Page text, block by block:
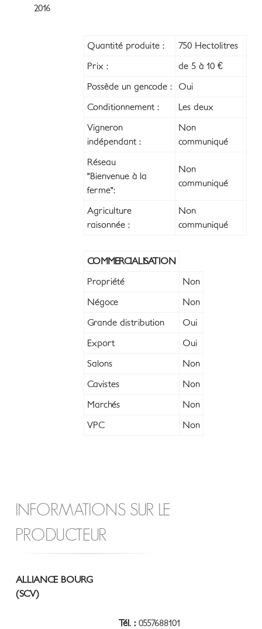
2016
Quantité produite : 750 Hectolitres
Prix : de 5 à 10 €
Possède un gencode : Oui
Conditionnement : Les deux
Vigneron
indépendant :
Non
communiqué
Réseau
"Bienvenue à la
ferme":
Non
communiqué
Agriculture
raisonnée :
Non
communiqué
COMMERCIALISATION
Propriété Non
Négoce Non
Grande distribution Oui
Export Oui
Salons Non
Cavistes Non
Marchés Non
VPC Non
INFORMATIONS SUR LE
PRODUCTEUR
ALLIANCE BOURG
(SCV)
Tél. : 0557688101